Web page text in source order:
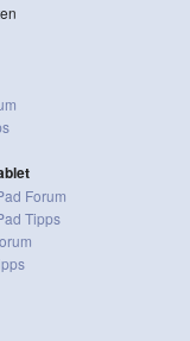
Forum
Tipps